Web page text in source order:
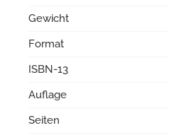
Gewicht
Format
ISBN-13
Auflage
Seiten